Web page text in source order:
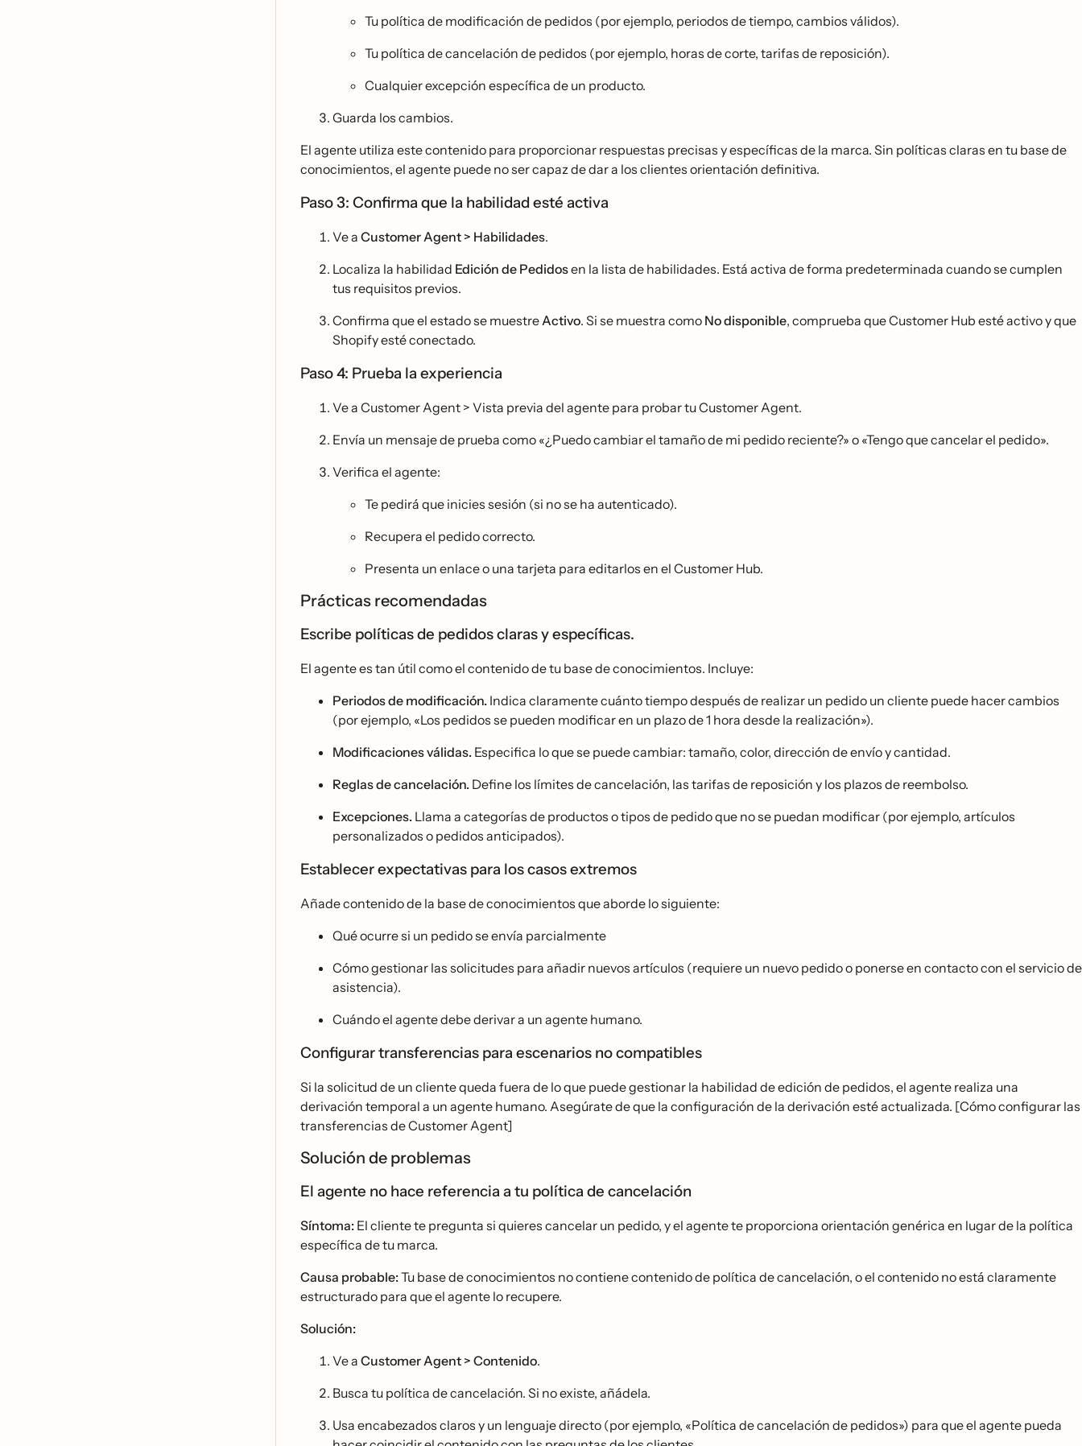
Tu política de modificación de pedidos (por ejemplo, periodos de tiempo, cambios válidos).
Tu política de cancelación de pedidos (por ejemplo, horas de corte, tarifas de reposición).
Cualquier excepción específica de un producto.
Guarda los cambios.
El agente utiliza este contenido para proporcionar respuestas precisas y específicas de la marca. Sin políticas claras en tu base de
conocimientos, el agente puede no ser capaz de dar a los clientes orientación definitiva.
Paso 3: Confirma que la habilidad esté activa
Ve a Customer Agent > Habilidades.
Localiza la habilidad Edición de Pedidosen la lista de habilidades. Está activa de forma predeterminada cuando se cumplen
tus requisitos previos.
Confirma que el estado se muestreActivo. Si se muestra como No disponible, comprueba que Customer Hub esté activo y que
Shopify esté conectado.
Paso 4: Prueba la experiencia
Ve a Customer Agent > Vista previa del agente para probar tu Customer Agent.
Envía un mensaje de prueba como «¿Puedo cambiar el tamaño de mi pedido reciente?» o «Tengo que cancelar el pedido».
Verifica el agente:
Te pedirá que inicies sesión (si no se ha autenticado).
Recupera el pedido correcto.
Presenta un enlace o una tarjeta para editarlos en el Customer Hub.
Prácticas recomendadas
Escribe políticas de pedidos claras y específicas.
El agente es tan útil como el contenido de tu base de conocimientos. Incluye:
Periodos de modificación. Indica claramente cuánto tiempo después de realizar un pedido un cliente puede hacer cambios
(por ejemplo, «Los pedidos se pueden modificar en un plazo de 1 hora desde la realización»).
Modificaciones válidas. Especifica lo que se puede cambiar: tamaño, color, dirección de envío y cantidad.
Reglas de cancelación. Define los límites de cancelación, las tarifas de reposición y los plazos de reembolso.
Excepciones. Llama a categorías de productos o tipos de pedido que no se puedan modificar (por ejemplo, artículos
personalizados o pedidos anticipados).
Establecer expectativas para los casos extremos
Añade contenido de la base de conocimientos que aborde lo siguiente:
Qué ocurre si un pedido se envía parcialmente
Cómo gestionar las solicitudes para añadir nuevos artículos (requiere un nuevo pedido o ponerse en contacto con el servicio de
asistencia).
Cuándo el agente debe derivar a un agente humano.
Configurar transferencias para escenarios no compatibles
Si la solicitud de un cliente queda fuera de lo que puede gestionar la habilidad de edición de pedidos, el agente realiza una
derivación temporal a un agente humano. Asegúrate de que la configuración de la derivación esté actualizada. [Cómo configurar las
transferencias de Customer Agent]
Solución de problemas
El agente no hace referencia a tu política de cancelación
Síntoma: El cliente te pregunta si quieres cancelar un pedido, y el agente te proporciona orientación genérica en lugar de la política
específica de tu marca.
Causa probable:Tu base de conocimientos no contiene contenido de política de cancelación, o el contenido no está claramente
estructurado para que el agente lo recupere.
Solución:
Ve a Customer Agent > Contenido.
Busca tu política de cancelación. Si no existe, añádela.
Usa encabezados claros y un lenguaje directo (por ejemplo, «Política de cancelación de pedidos») para que el agente pueda